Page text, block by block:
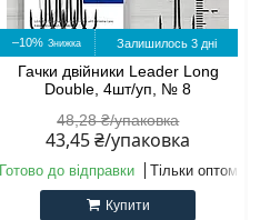
–10% Залишилось 3 дні
Гачки двійники Leader Long
Double, 4шт/уп, № 8
48,28 ₴/упаковка
43,45 ₴/упаковка
Готово до відправки Тільки оптом
Купити